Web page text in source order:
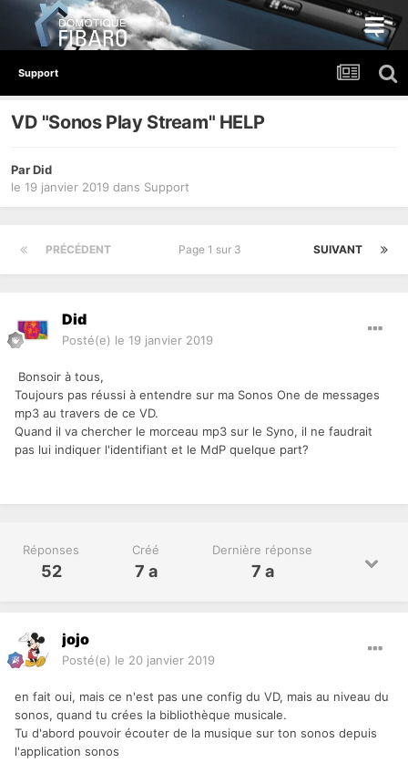
Support
VD "Sonos Play Stream" HELP
ParDid
le 19 janvier 2019 dans Support
PRÉCÉDENT SUIVANT
Page 1 sur 3
Did
Posté(e) le 19 janvier 2019
Bonsoir à tous,
Toujours pas réussi à entendre sur ma Sonos One de messages
mp3 au travers de ce VD.
Quand il va chercher le morceau mp3 sur le Syno, il ne faudrait
pas lui indiquer l'identifiant et le MdP quelque part?
Réponses
52
Créé
7 a
Dernière réponse
7 a
jojo
Posté(e) le 20 janvier 2019
en fait oui, mais ce n'est pas une config du VD, mais au niveau du
sonos, quand tu crées la bibliothèque musicale.
Tu d'abord pouvoir écouter de la musique sur ton sonos depuis
l'application sonos